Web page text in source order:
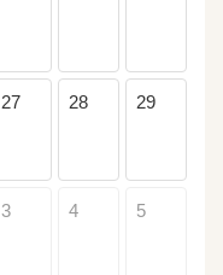
27 28 29
3 4 5